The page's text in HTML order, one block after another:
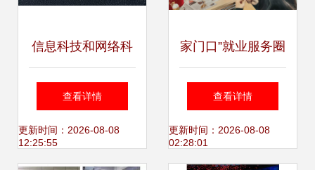
信息科技和网络科
技领域内的技术开
发,技术推广,技术
查看详情
更新时间：2026-08-08
12:25:55
家门口”就业服务圈
显成效 江门促进就
业超6200人次
查看详情
更新时间：2026-08-08
02:28:01